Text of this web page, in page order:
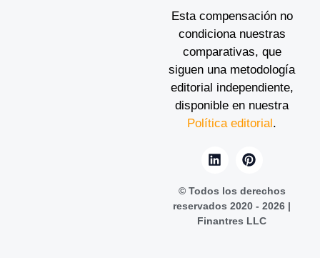
Esta compensación no
condiciona nuestras
comparativas, que
siguen una metodología
editorial independiente,
disponible en nuestra
Política editorial.
© Todos los derechos
reservados 2020 - 2026 |
Finantres LLC